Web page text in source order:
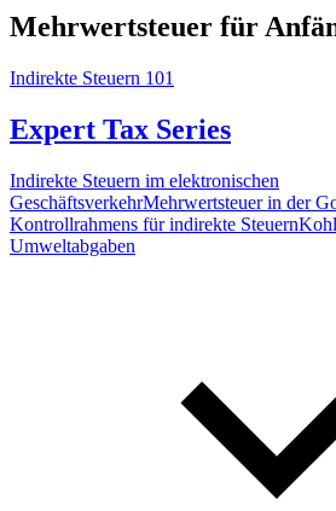
Mehrwertsteuer für
Indirekte Steuern 101
Expert Tax Series
Indirekte Steuern im elektronischen
GeschäftsverkehrMehrwertsteuer in der
Kontrollrahmens für indirekte Steuern
Umweltabgaben